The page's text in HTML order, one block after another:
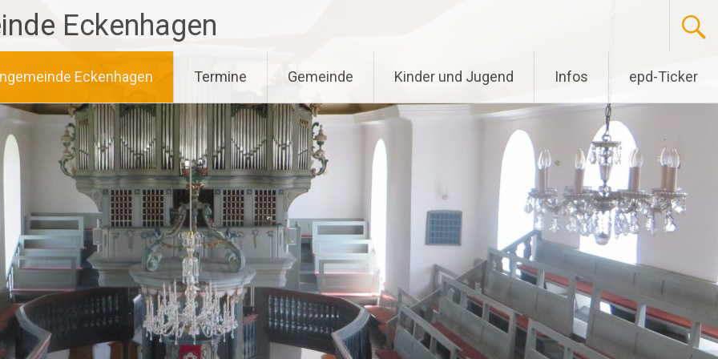
Eckenhagen
Eckenhagen Termine Gemeinde Kinder und Jugend Infos epd-Ticker